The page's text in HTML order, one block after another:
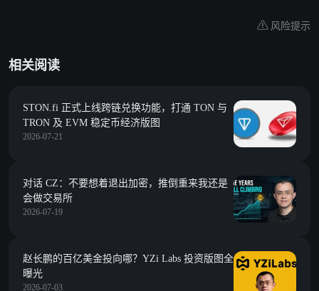
风险提示
相关阅读
STON.fi 正式上线跨链兑换功能，打通 TON 与
TRON 及 EVM 稳定币经济版图
2026-07-21
对话 CZ：不要想着退出加密，推倒重来我还是
会做交易所
2026-07-19
赵长鹏的百亿美金投向哪？YZi Labs 投资版图全
曝光
2026-07-03